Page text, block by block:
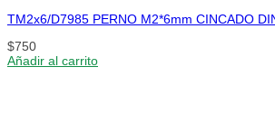
TM2x6/D7985 PERNO M2*6mm CINCADO
$750
Añadir al carrito